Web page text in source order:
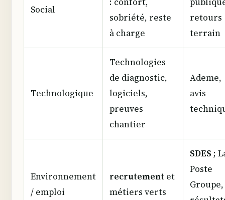
Social
sobriété, reste
à charge
retours
terrain
Technologique
Technologies
de diagnostic,
logiciels,
preuves
chantier
Ademe,
avis
Environnement
/ emploi
recrutement et
métiers verts
SDES ;
Poste
Groupe,